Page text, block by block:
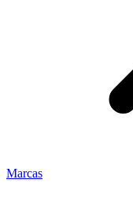
Marcas